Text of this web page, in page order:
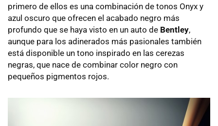
primero de ellos es una combinación de tonos Onyx y
azul oscuro que ofrecen el acabado negro más
profundo que se haya visto en un auto de Bentley,
aunque para los adinerados más pasionales también
está disponible un tono inspirado en las cerezas
negras, que nace de combinar color negro con
pequeños pigmentos rojos.